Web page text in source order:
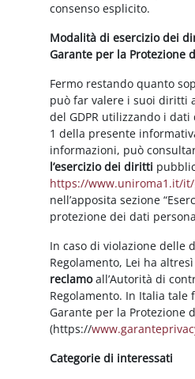
consenso esplicito.
Modalità di esercizio dei
Garante per la Protezione
Fermo restando quanto
può far valere i suoi diritti
del GDPR utilizzando i
1 della presente
informazioni, può
l’esercizio dei diritti
https://www.uniroma1.it/
nell’apposita sezione
protezione dei dati
In caso di violazione delle
Regolamento, Lei ha
reclamoall’Autorità di
Regolamento. In Italia tale
Garante per la Protezione
(https://
Categorie di interessati